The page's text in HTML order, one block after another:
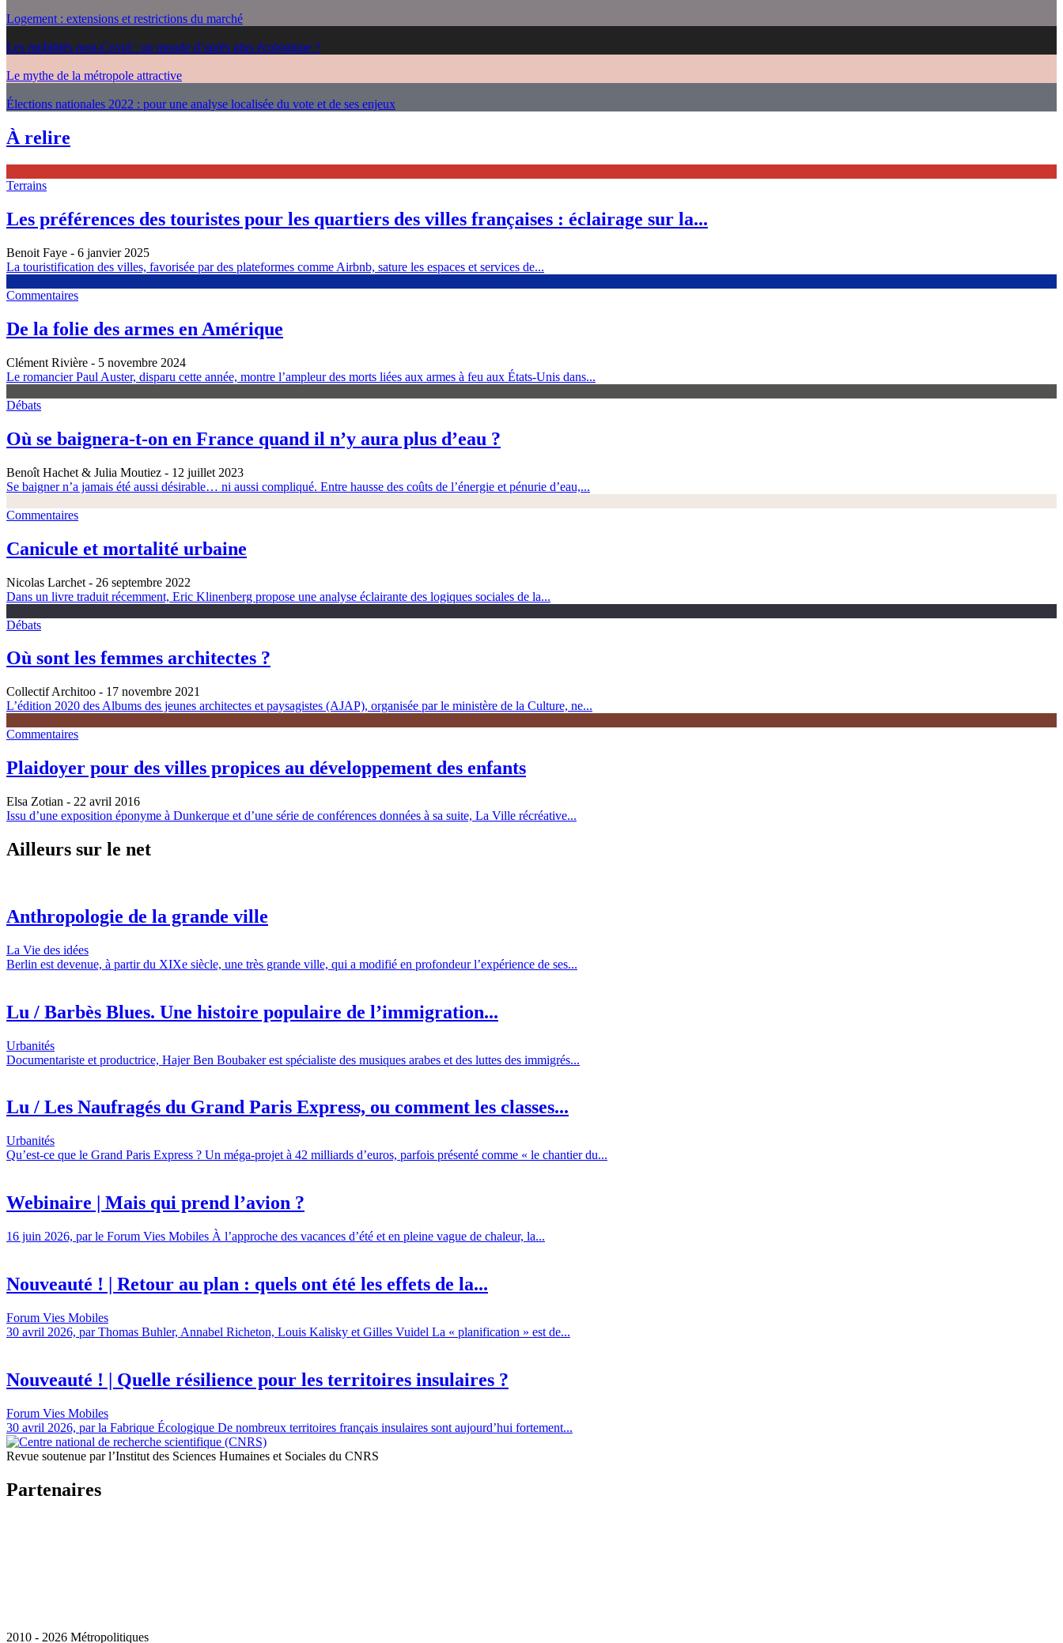
Logement : extensions et restrictions du marché
Les mobilités post-Covid : un monde d’après plus écologique ?
Le mythe de la métropole attractive
Élections nationales 2022 : pour une analyse localisée du vote et de ses enjeux
À relire
Terrains
Les préférences des touristes pour les quartiers des villes françaises : éclairage sur la...
Benoit Faye - 6 janvier 2025
La touristification des villes, favorisée par des plateformes comme Airbnb, sature les espaces et services de...
Commentaires
De la folie des armes en Amérique
Clément Rivière - 5 novembre 2024
Le romancier Paul Auster, disparu cette année, montre l’ampleur des morts liées aux armes à feu aux États-Unis dans...
Débats
Où se baignera-t-on en France quand il n’y aura plus d’eau ?
Benoît Hachet & Julia Moutiez - 12 juillet 2023
Se baigner n’a jamais été aussi désirable… ni aussi compliqué. Entre hausse des coûts de l’énergie et pénurie d’eau,...
Commentaires
Canicule et mortalité urbaine
Nicolas Larchet - 26 septembre 2022
Dans un livre traduit récemment, Eric Klinenberg propose une analyse éclairante des logiques sociales de la...
Débats
Où sont les femmes architectes ?
Collectif Architoo - 17 novembre 2021
L’édition 2020 des Albums des jeunes architectes et paysagistes (AJAP), organisée par le ministère de la Culture, ne...
Commentaires
Plaidoyer pour des villes propices au développement des enfants
Elsa Zotian - 22 avril 2016
Issu d’une exposition éponyme à Dunkerque et d’une série de conférences données à sa suite, La Ville récréative...
Ailleurs sur le net
Anthropologie de la grande ville
La Vie des idées
Berlin est devenue, à partir du XIXe siècle, une très grande ville, qui a modifié en profondeur l’expérience de ses...
Lu / Barbès Blues. Une histoire populaire de l’immigration...
Urbanités
Documentariste et productrice, Hajer Ben Boubaker est spécialiste des musiques arabes et des luttes des immigrés...
Lu / Les Naufragés du Grand Paris Express, ou comment les classes...
Urbanités
Qu’est-ce que le Grand Paris Express ? Un méga-projet à 42 milliards d’euros, parfois présenté comme « le chantier du...
Webinaire | Mais qui prend l’avion ?
16 juin 2026, par le Forum Vies Mobiles À l’approche des vacances d’été et en pleine vague de chaleur, la...
Nouveauté ! | Retour au plan : quels ont été les effets de la...
Forum Vies Mobiles
30 avril 2026, par Thomas Buhler, Annabel Richeton, Louis Kalisky et Gilles Vuidel La « planification » est de...
Nouveauté ! | Quelle résilience pour les territoires insulaires ?
Forum Vies Mobiles
30 avril 2026, par la Fabrique Écologique De nombreux territoires français insulaires sont aujourd’hui fortement...
Revue soutenue par l’Institut des Sciences Humaines et Sociales du CNRS
Partenaires
2010 - 2026 Métropolitiques